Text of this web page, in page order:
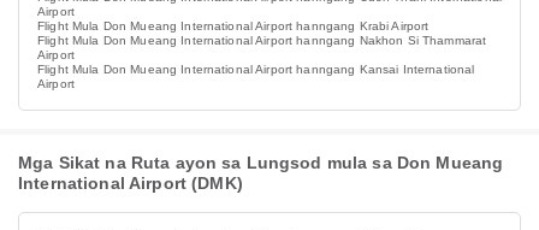
Airport
Flight Mula Don Mueang International Airport hanngang Krabi Airport
Flight Mula Don Mueang International Airport hanngang Nakhon Si Thammarat
Airport
Flight Mula Don Mueang International Airport hanngang Kansai International
Airport
Mga Sikat na Ruta ayon sa Lungsod mula sa Don Mueang
International Airport (DMK)